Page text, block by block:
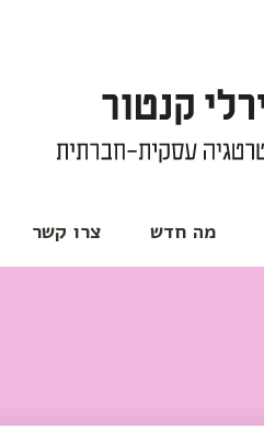
מה חדש צרו קשר